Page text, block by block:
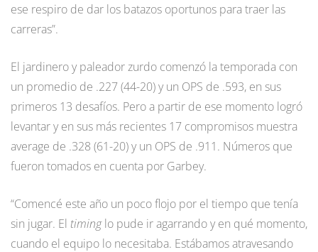
ese respiro de dar los batazos oportunos para traer las
carreras”.
El jardinero y paleador zurdo comenzó la temporada con
un promedio de .227 (44-20) y un OPS de .593, en sus
primeros 13 desafíos. Pero a partir de ese momento logró
levantar y en sus más recientes 17 compromisos muestra
average de .328 (61-20) y un OPS de .911. Números que
fueron tomados en cuenta por Garbey.
“Comencé este año un poco flojo por el tiempo que tenía
sin jugar. El timinglo pude ir agarrando y en qué momento,
cuando el equipo lo necesitaba. Estábamos atravesando